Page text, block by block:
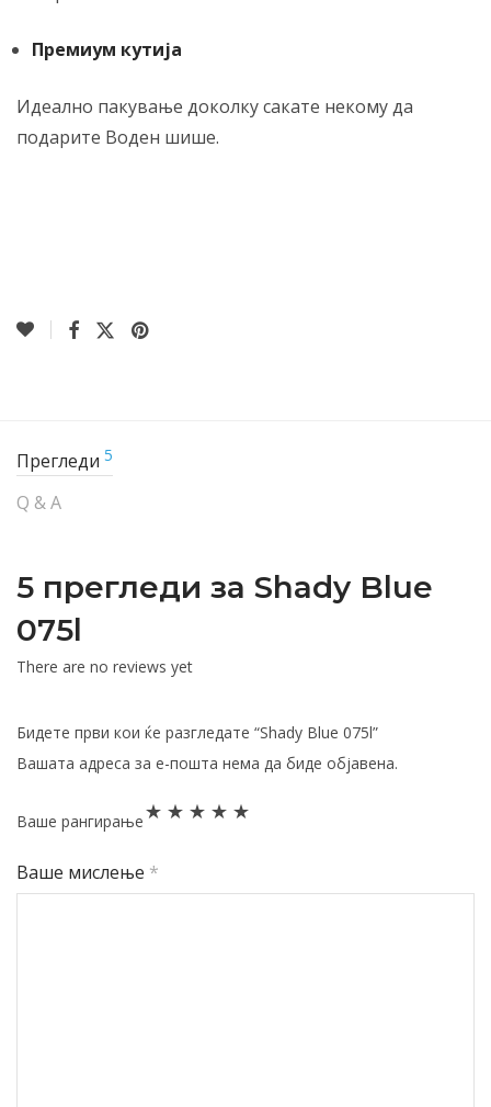
Премиум кутија
Идеално пакување доколку сакате некому да
подарите Воден шише.
Прегледи 5
Q & A
5 прегледи за Shady Blue
075l
There are no reviews yet
Бидете први кои ќе разгледате “Shady Blue 075l”
Вашата адреса за е-пошта нема да биде објавена.
Ваше рангирање
Ваше мислење *